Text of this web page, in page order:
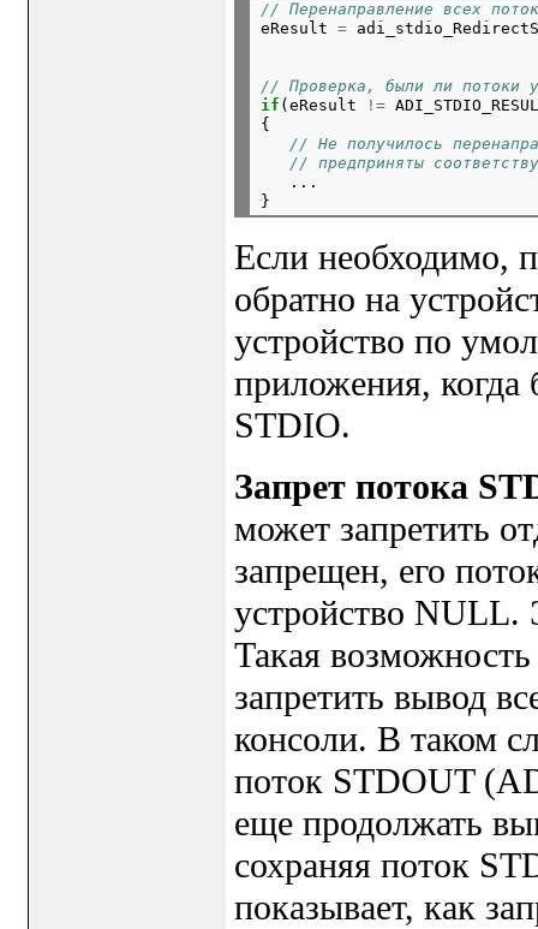
// Перенаправление всех
eResult =
// Проверка, были ли потоки
if (eResult !=
{
// Не получилось
// предприняты
   ...
Если необходимо,
обратно на
устройство по
приложения, когда
STDIO.
Запрет потока
может запретить
запрещен, его
устройство NULL.
Такая
запретить вывод
консоли. В таком
поток STDOUT
еще продолжать
сохраняя поток
показывает, как